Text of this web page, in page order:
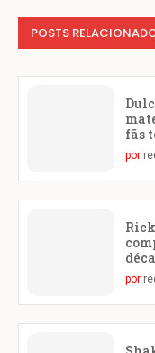
POSTS
fãs
por
por